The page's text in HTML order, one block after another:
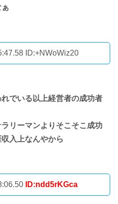
ID:+NWoWiz20
でいる以上経営者の成功者
リーマンよりそこそこ成功
入上なんやから
ID:ndd5rKGca